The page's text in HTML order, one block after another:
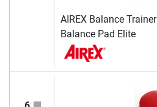
AIREX Balance Trainer
Balance Pad Elite